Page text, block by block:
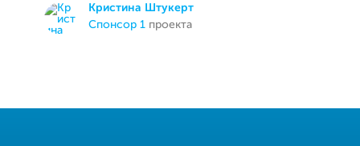
Кристина Штукерт
спонсор 1 проекта